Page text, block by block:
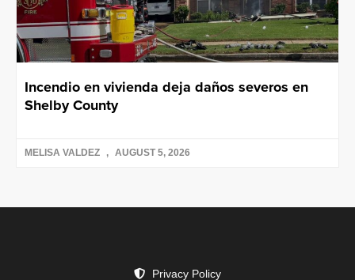
Incendio en vivienda deja daños severos en
Shelby County
MELISA VALDEZ AUGUST 5, 2026
Privacy Policy